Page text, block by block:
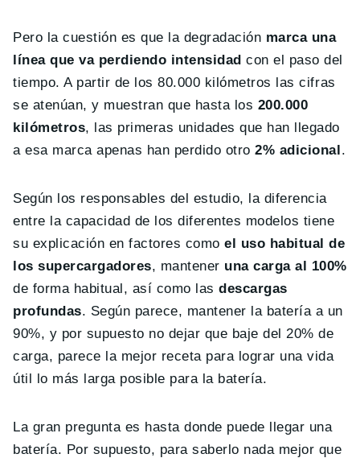
Pero la cuestión es que la degradación marca una
línea que va perdiendo intensidad con el paso del
tiempo. A partir de los 80.000 kilómetros las cifras
se atenúan, y muestran que hasta los 200.000
kilómetros, las primeras unidades que han llegado
a esa marca apenas han perdido otro2% adicional.
Según los responsables del estudio, la diferencia
entre la capacidad de los diferentes modelos tiene
su explicación en factores comoel uso habitual de
los supercargadores, mantener una carga al 100%
de forma habitual, así como lasdescargas
profundas. Según parece, mantener la batería a un
90%, y por supuesto no dejar que baje del 20% de
carga, parece la mejor receta para lograr una vida
útil lo más larga posible para la batería.
La gran pregunta es hasta donde puede llegar una
batería. Por supuesto, para saberlo nada mejor que